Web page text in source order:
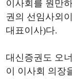
이사회를 원만
권의 선임사외
대표이사)다.
대신증권도 오
이 이사회 의장